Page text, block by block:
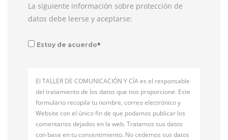
La siguiente información sobre protección de
datos debe leerse y aceptarse:
Estoy de acuerdo*
El TALLER DE COMUNICACIÓN Y CÍA es el responsable
del tratamiento de los datos que nos proporcione. Este
formulario recopila tu nombre, correo electrónico y
Website con el único fin de que podamos publicar los
comentarios dejados en la web. Tratamos sus datos
con base en tu consentimiento. No cedemos sus datos